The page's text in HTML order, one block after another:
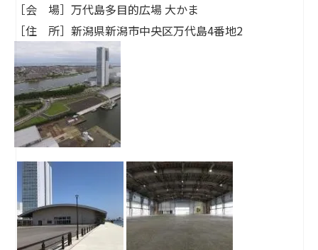
［会 場］万代島多目的広場 大かま
［住 所］新潟県新潟市中央区万代島4番地2